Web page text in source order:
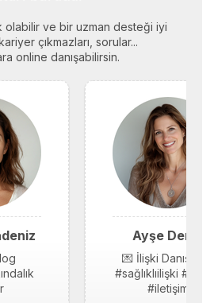
olabilir ve bir uzman desteği iyi
çıkmazları, sorular...
online danışabilirsin.
Ayşe Demir
💌 İlişki Danışmanı
#sağlıklıilişki
#iletişim